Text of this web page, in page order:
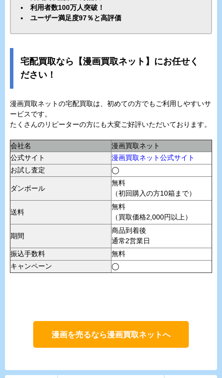
利用者数100万人突破！
ユーザー満足度97％と高評価
宅配買取なら【漫画買取ネット】にお任せく
ださい！
漫画買取ネットの宅配買取は、初めての方でもご利用しやすいサ
ービスです。
たくさんのリピーターの方にも大変ご好評いただいております。
会社名
漫画買取ネット
公式サイト
漫画買取ネット公式サイト
お試し査定
◯
ダンボール
無料
（初回購入の方10箱まで）
送料
無料
（買取価格2,000円以上）
期間
商品到着後
通常2営業日
振込手数料
無料
キャンペーン
◯
漫画を売るなら漫画買取ネットへ